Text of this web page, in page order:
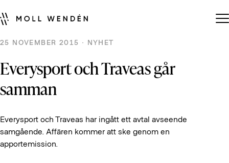
25 NOVEMBER 2015 · NYHET
Everysport och Traveas går
samman
Everysport och Traveas har ingått ett avtal avseende
samgående. Affären kommer att ske genom en
apportemission.